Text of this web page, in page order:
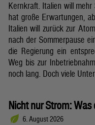
Kernkraft. Italien will mehr
hat große Erwartungen,
Italien will zurück zur
nach der Sommerpause
die Regierung ein
Weg bis zur
noch lang. Doch viele
Nicht nur Strom:
6. August 2026